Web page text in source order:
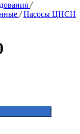
/
/ Насосы ЦНСН